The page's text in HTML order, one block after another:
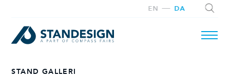
DA
EN
STAND GALLERI